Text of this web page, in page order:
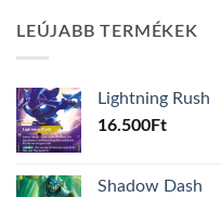
LEÚJABB TERMÉKEK
Lightning Rush
16.500Ft
Shadow Dash